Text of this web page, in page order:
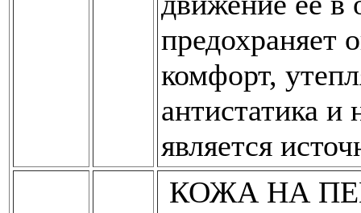
предохраняет
комфорт,
антистатика и
является
КОЖА НА